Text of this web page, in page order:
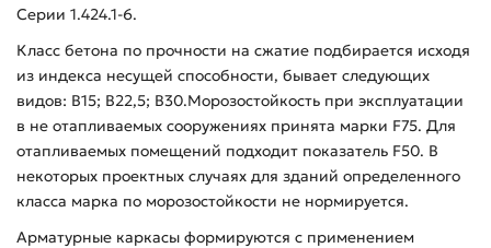
Серии 1.424.1-6.
Класс бетона по прочности на сжатие подбирается исходя
из индекса несущей способности, бывает следующих
видов: В15; В22,5; В30.Морозостойкость при эксплуатации
в не отапливаемых сооружениях принята марки F75. Для
отапливаемых помещений подходит показатель F50. В
некоторых проектных случаях для зданий определенного
класса марка по морозостойкости не нормируется.
Арматурные каркасы формируются с применением